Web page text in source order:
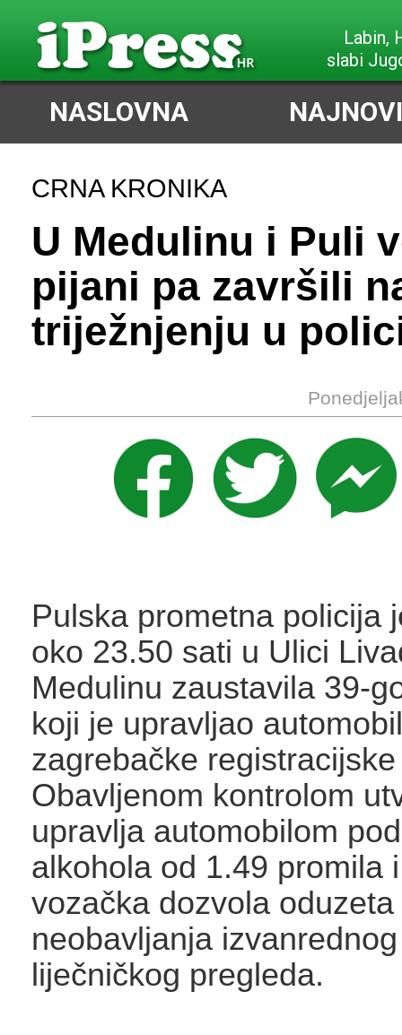
Labin,
slabi
NASLOVNA
CRNA KRONIKA
U Medulinu i Puli
pijani pa završili
triježnjenju u
Pulska prometna policija
oko 23.50 sati u Ulici
Medulinu zaustavila 39-
koji je upravljao
zagrebačke
Obavljenom kontrolom
upravlja automobilom
alkohola od 1.49 promila
vozačka dozvola
neobavljanja
liječničkog pregleda.